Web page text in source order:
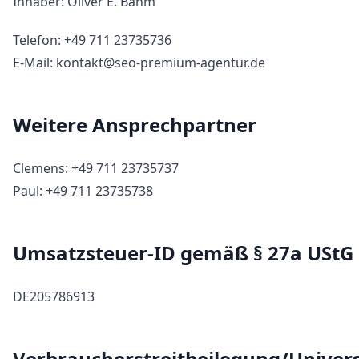
Telefon: +49 711 23735736
E-Mail: kontakt@seo-premium-agentur.de
Weitere Ansprechpartner
Clemens: +49 711 23735737
Paul: +49 711 23735738
Umsatzsteuer-ID gemäß § 27a UStG
DE205786913